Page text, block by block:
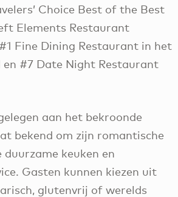
Choice Best of the Best
Elements Restaurant
Fine Dining Restaurant in het
en #7 Date Night Restaurant
aan het bekroonde
bekend om zijn romantische
keuken en
Gasten kunnen kiezen uit
glutenvrij of werelds